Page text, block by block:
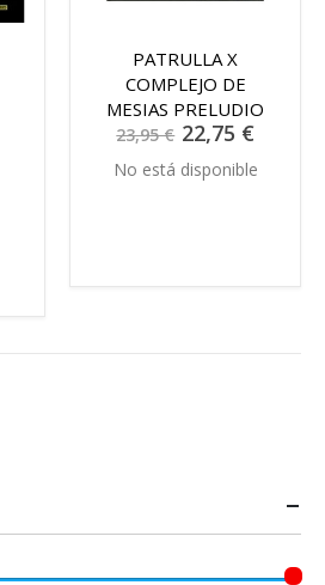
PATRULLA X
COMPLEJO DE
MESIAS PRELUDIO
23,95 € Precio
especial
22,75 €
No está disponible